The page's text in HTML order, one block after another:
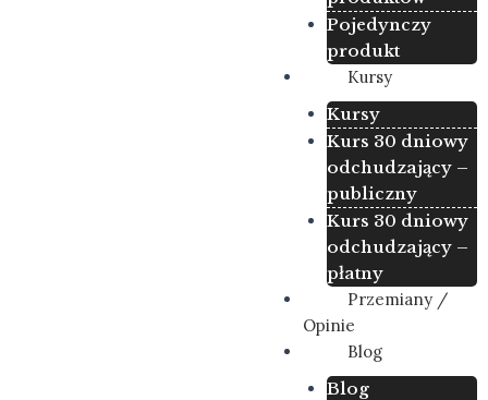
Pojedynczy
produkt
Kursy
Kursy
Kurs 30 dniowy
odchudzający –
publiczny
Kurs 30 dniowy
odchudzający –
płatny
Przemiany /
Opinie
Blog
Blog